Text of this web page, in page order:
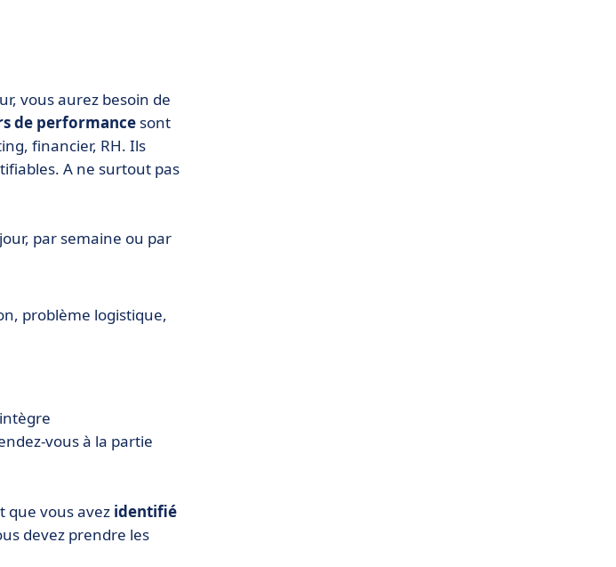
vous aurez besoin de
de performance sont
financier, RH. Ils
A ne surtout pas
par semaine ou par
problème logistique,
vous à la partie
que vous avez identifié
devez prendre les